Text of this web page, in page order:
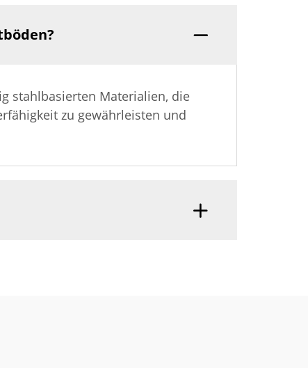
stahlbasierten Materialien, die
zu gewährleisten und